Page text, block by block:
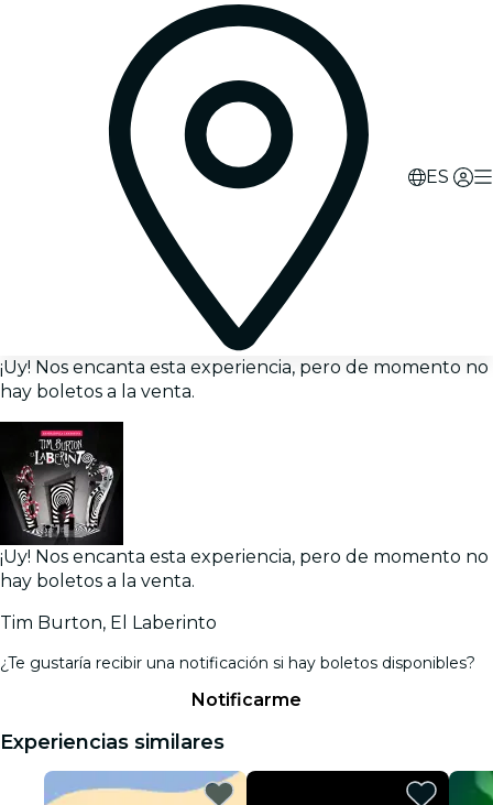
ES
¡Uy! Nos encanta esta experiencia, pero de momento no
hay boletos a la venta.
¡Uy! Nos encanta esta experiencia, pero de momento no
hay boletos a la venta.
Tim Burton, El Laberinto
¿Te gustaría recibir una notificación si hay boletos disponibles?
Notificarme
Experiencias similares